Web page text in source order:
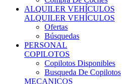
ALQUILER VEHÍCULOS
Ofertas
Búsquedas
PERSONAL
COPILOTOS
Copilotos Disponibles
Busqueda De Copilotos
MECANICOS
Mecánicos Disponibles